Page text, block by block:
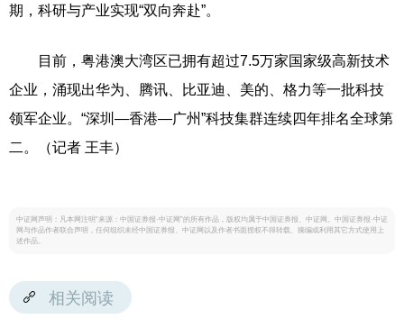
期，科研与产业实现“双向奔赴”。
目前，粤港澳大湾区已拥有超过7.5万家国家级高新技术
企业，涌现出华为、腾讯、比亚迪、美的、格力等一批科技
领军企业。“深圳—香港—广州”科技集群连续四年排名全球第
二。（记者 王丰）
中证网声明：凡本网注明“来源：中国证券报·中证网”的所有作品，版权均属于中国证券报、中证网。中国证券报·中证
网与作品作者联合声明，任何组织未经中国证券报、中证网以及作者书面授权不得转载、摘编或利用其它方式使用上
述作品。
相关阅读